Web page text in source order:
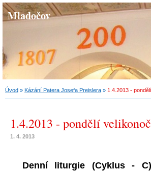
Mladočov
Úvod » Kázání Patera Josefa Preislera » 1.4.2013 -
1.4.2013 - pondělí
1. 4. 2013
Denní liturgie (Cyklus -